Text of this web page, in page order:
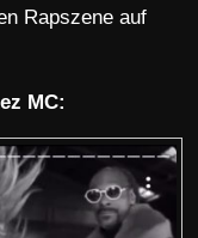
Rapszene auf
MC: